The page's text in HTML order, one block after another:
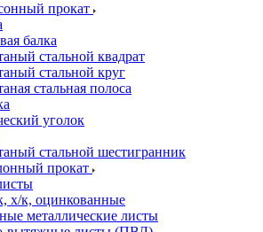
прокат
балка
стальной квадрат
стальной круг
стальная полоса
уголок
стальной шестигранник
прокат
х/к, оцинкованные
металлические листы